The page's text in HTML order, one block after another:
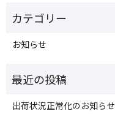
お知らせ
出荷状況正常化のお知らせ